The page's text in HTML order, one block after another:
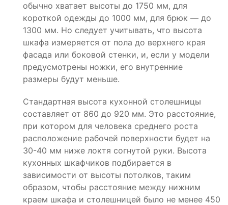
обычно хватает высоты до 1750 мм, для
короткой одежды до 1000 мм, для брюк — до
1300 мм. Но следует учитывать, что высота
шкафа измеряется от пола до верхнего края
фасада или боковой стенки, и, если у модели
предусмотрены ножки, его внутренние
размеры будут меньше.
Стандартная высота кухонной столешницы
составляет от 860 до 920 мм. Это расстояние,
при котором для человека среднего роста
расположение рабочей поверхности будет на
30-40 мм ниже локтя согнутой руки. Высота
кухонных шкафчиков подбирается в
зависимости от высоты потолков, таким
образом, чтобы расстояние между нижним
краем шкафа и столешницей было не менее 450